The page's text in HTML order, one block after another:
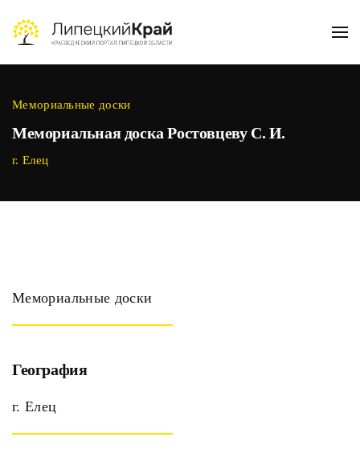
Skip to main content
Мемориальные доски
Мемориальная доска Ростовцеву С. И.
г. Елец
Мемориальные доски
География
г. Елец